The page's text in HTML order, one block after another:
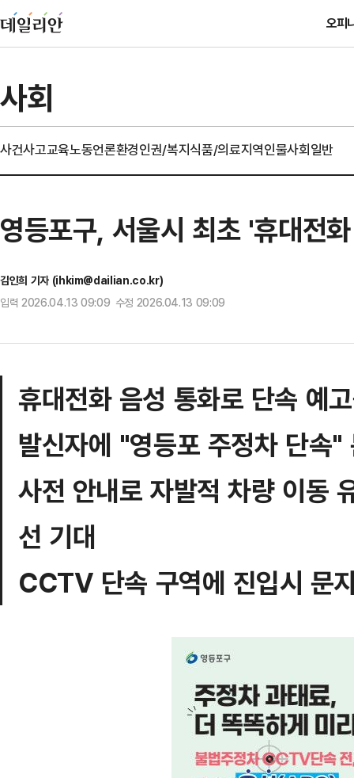
오피
사회
사건사고교육노동언론환경인권/복지식품/의료지역인물사회일반
영등포구, 서울시 최초 '휴대전
김인희 기자 (ihkim@dailian.co.kr)
입력 2026.04.13 09:09 수정 2026.04.13 09:09
휴대전화 음성 통화로 단속 예
발신자에 "영등포 주정차 단속
사전 안내로 자발적 차량 이동
선 기대
CCTV 단속 구역에 진입시 문